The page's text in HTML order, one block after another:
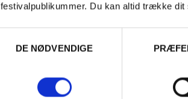
festivalpublikummer. Du kan altid trække dit
DE NØDVENDIGE